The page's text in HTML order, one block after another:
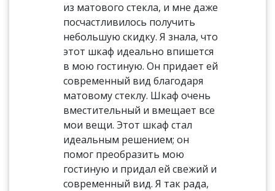
из матового стекла, и мне даже
посчастливилось получить
небольшую скидку. Я знала, что
этот шкаф идеально впишется
в мою гостиную. Он придает ей
современный вид благодаря
матовому стеклу. Шкаф очень
вместительный и вмещает все
мои вещи. Этот шкаф стал
идеальным решением; он
помог преобразить мою
гостиную и придал ей свежий и
современный вид. Я так рада,